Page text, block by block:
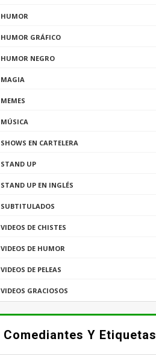
HUMOR
HUMOR GRÁFICO
HUMOR NEGRO
MAGIA
MEMES
MÚSICA
SHOWS EN CARTELERA
STAND UP
STAND UP EN INGLÉS
SUBTITULADOS
VIDEOS DE CHISTES
VIDEOS DE HUMOR
VIDEOS DE PELEAS
VIDEOS GRACIOSOS
Comediantes Y Etiquetas